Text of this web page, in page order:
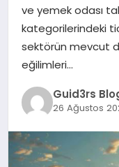
EĞITIM
ve yemek odası
kategorilerindeki
sektörün mevcut
eğilimleri…
Guid3rs
26 Ağustos